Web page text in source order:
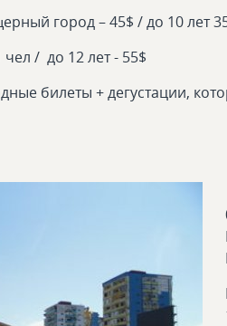
город – 45$ / до 10 лет
/ до 12 лет - 55$
билеты + дегустации,